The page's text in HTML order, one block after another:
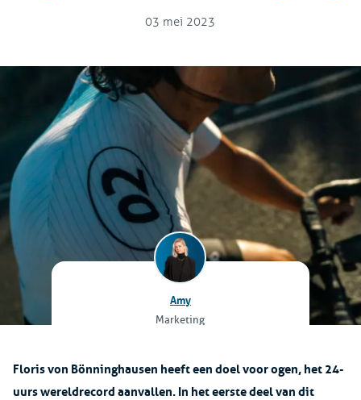
03 mei 2023
Amy
Marketing
Floris von Bönninghausen heeft een doel voor ogen, het 24-
uurs wereldrecord aanvallen. In het eerste deel van dit